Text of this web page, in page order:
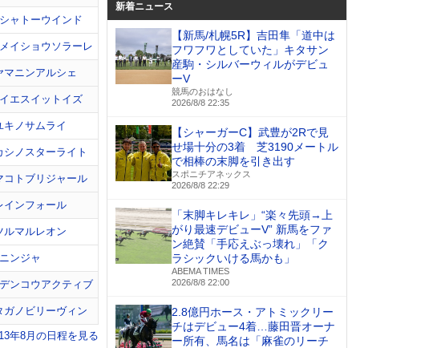
シャトーウインド
メイショウソラーレ
マニンアルシェ
イエスイットイズ
キノサムライ
シノスターライト
コトブリジャール
インフォール
ルマルレオン
ニンジャ
デンコウアクティブ
ガノビリーヴィン
年8月の日程を見る
新着ニュース
【新馬/札幌5R】吉田隼「道中は
フワフワとしていた」キタサン
産駒・シルバーウィルがデビュ
ーV
競馬のおはなし
2026/8/8 22:35
【シャーガーC】武豊が2Rで見
せ場十分の3着 芝3190メートル
で相棒の末脚を引き出す
スポニチアネックス
2026/8/8 22:29
「末脚キレキレ」“楽々先頭→上
がり最速デビューV” 新馬をファ
ン絶賛「手応えぶっ壊れ」「ク
ラシックいける馬かも」
ABEMA TIMES
2026/8/8 22:00
2.8億円ホース・アトミックリー
チはデビュー4着…藤田晋オーナ
ー所有、馬名は「麻雀のリーチ